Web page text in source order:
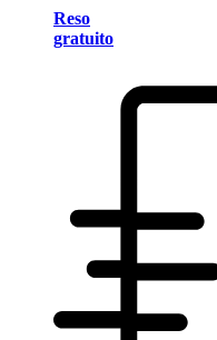
Reso
gratuito